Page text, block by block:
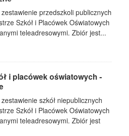
przedszkoli publicznych
Szkół i Placówek Oświatowych
teleadresowymi. Zbiór jest...
i placówek oświatowych -
szkół niepublicznych
Szkół i Placówek Oświatowych
teleadresowymi. Zbiór jest